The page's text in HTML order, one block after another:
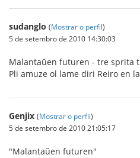
sudanglo (Mostrar o perfil)
5 de setembro de 2010 14:30:03
Malantaŭen futuren - tre sprita
Pli amuze ol lame diri Reiro en
Genjix (Mostrar o perfil)
5 de setembro de 2010 21:05:17
"Malantaŭen futuren"